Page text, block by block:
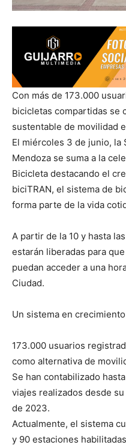
Con más de 173.000
bicicletas compartidas se
sustentable de movilidad
El miércoles 3 de junio, la
Mendoza se suma a la
Bicicleta destacando el
biciTRAN, el sistema de
forma parte de la vida
A partir de la 10 y hasta
estarán liberadas para
puedan acceder a una
Ciudad.
Un sistema en crecimiento
173.000 usuarios
como alternativa de
Se han contabilizado
viajes realizados desde
de 2023.
Actualmente, el sistema
y 90 estaciones